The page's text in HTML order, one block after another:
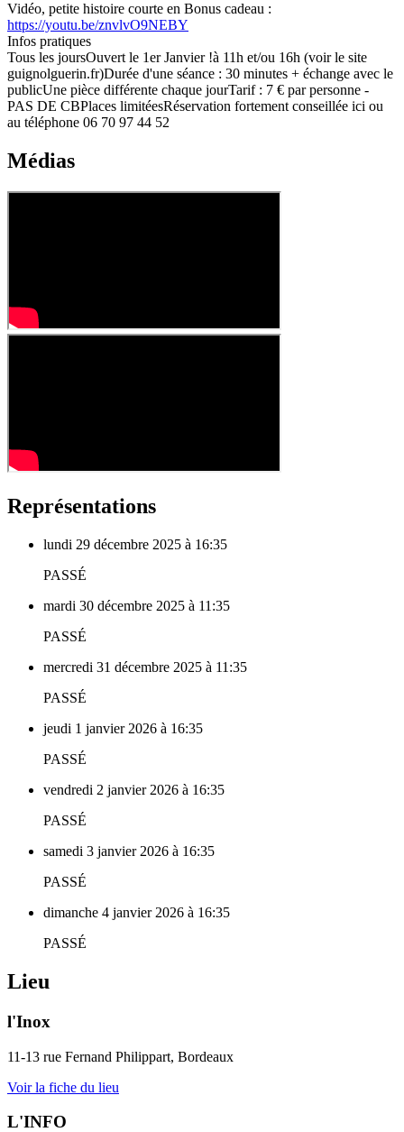
Vidéo, petite histoire courte en Bonus cadeau :
https://youtu.be/znvlvO9NEBY
Infos pratiques
Tous les joursOuvert le 1er Janvier !à 11h et/ou 16h (voir le site
guignolguerin.fr)Durée d'une séance : 30 minutes + échange avec le
publicUne pièce différente chaque jourTarif : 7 € par personne -
PAS DE CBPlaces limitéesRéservation fortement conseillée ici ou
au téléphone 06 70 97 44 52
Médias
Représentations
lundi 29 décembre 2025 à 16:35
PASSÉ
mardi 30 décembre 2025 à 11:35
PASSÉ
mercredi 31 décembre 2025 à 11:35
PASSÉ
jeudi 1 janvier 2026 à 16:35
PASSÉ
vendredi 2 janvier 2026 à 16:35
PASSÉ
samedi 3 janvier 2026 à 16:35
PASSÉ
dimanche 4 janvier 2026 à 16:35
PASSÉ
Lieu
l'Inox
11-13 rue Fernand Philippart, Bordeaux
Voir la fiche du lieu
L'INFO